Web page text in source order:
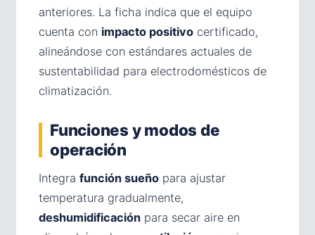
anteriores. La ficha indica que el equipo
cuenta con impacto positivo certificado,
alineándose con estándares actuales de
sustentabilidad para electrodomésticos de
climatización.
Funciones y modos de
operación
Integra función sueño para ajustar
temperatura gradualmente,
deshumidificación para secar aire en